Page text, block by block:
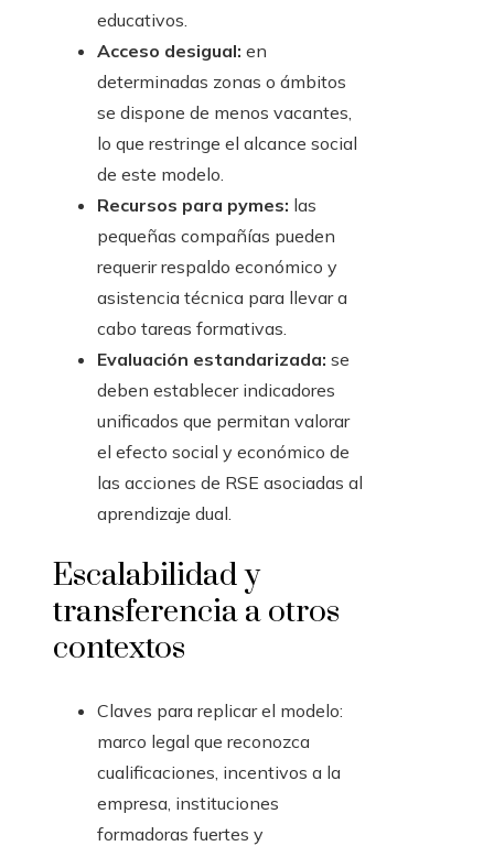
educativos.
Acceso desigual: en
determinadas zonas o ámbitos
se dispone de menos vacantes,
lo que restringe el alcance social
de este modelo.
Recursos para pymes: las
pequeñas compañías pueden
requerir respaldo económico y
asistencia técnica para llevar a
cabo tareas formativas.
Evaluación estandarizada: se
deben establecer indicadores
unificados que permitan valorar
el efecto social y económico de
las acciones de RSE asociadas al
aprendizaje dual.
Escalabilidad y
transferencia a otros
contextos
Claves para replicar el modelo:
marco legal que reconozca
cualificaciones, incentivos a la
empresa, instituciones
formadoras fuertes y